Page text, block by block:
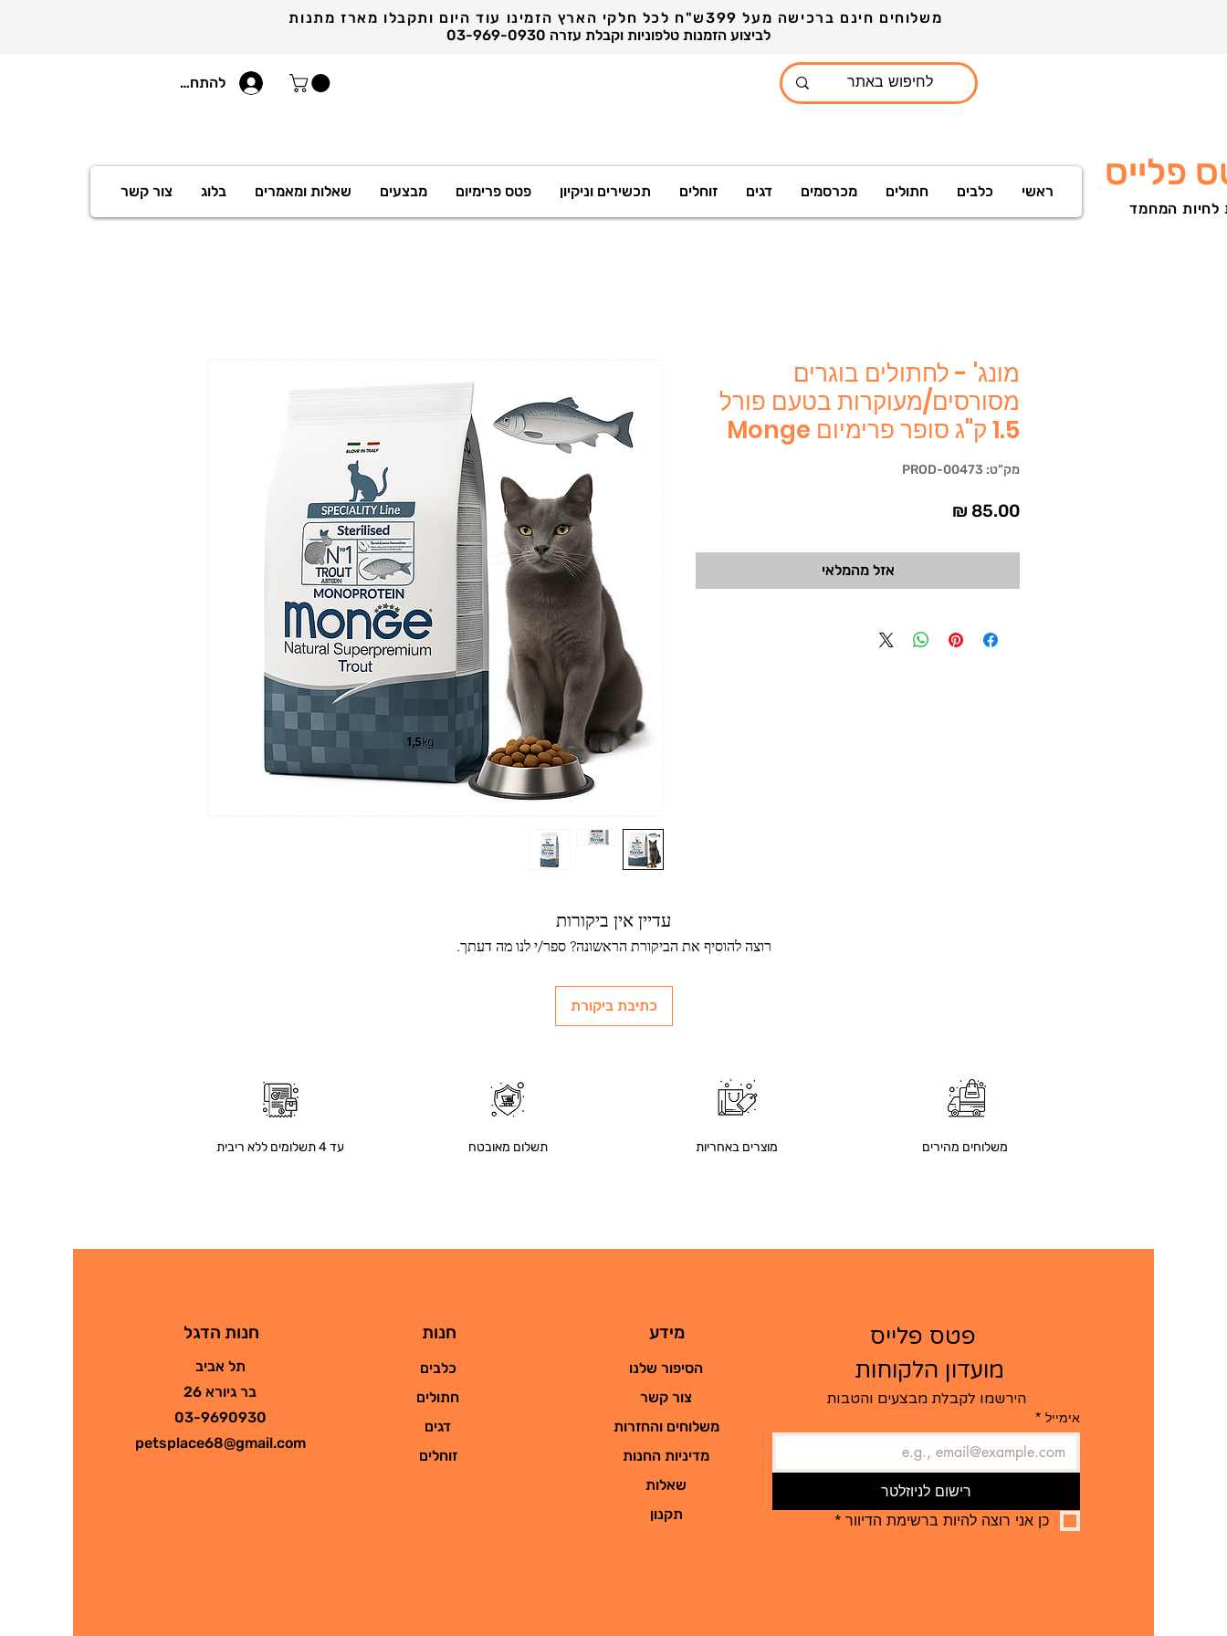
להתחברות
ראשי כלבים חתולים מכרסמים דגים זוחלים תכשירים וניקיון פטס פרימיום מבצעים שאלות ומאמרים בלוג צור קשר פלייס
לחיות המחמד
מונג' - לחתולים בוגרים
מסורסים/מעוקרות בטעם פורל
1.5 ק"ג סופר פרימיום Monge
מק"ט: PROD-00473
אזל מהמלאי
עדיין אין ביקורות
רוצה להוסיף את הביקורת הראשונה? ספר/י לנו מה דעתך.
כתיבת ביקורת
עד 4 תשלומים ללא ריבית תשלום מאובטח מוצרים באחריות משלוחים מהירים
חנות הדגל
תל אביב
בר גיורא 26
03-9690930
petsplace68@gmail.com
חנות
כלבים
חתולים
דגים
זוחלים
מידע
הסיפור שלנו
צור קשר
משלוחים והחזרות
מדיניות החנות
שאלות
תקנון
מועדון הלקוחות ​
הירשמו לקבלת מבצעים והטבות
אימייל *
רישום לניוזלטר
כן אני רוצה להיות ברשימת הדיוור *